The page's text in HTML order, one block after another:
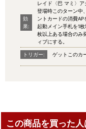
効
果:
レイド〈巴 マミ〉
登場時このターン中
ントカードの消費AP
起動メイン手札を1
枚以上ある場合のみ
ィブにする。
トリガー: ゲットこのカ
この商品を買った